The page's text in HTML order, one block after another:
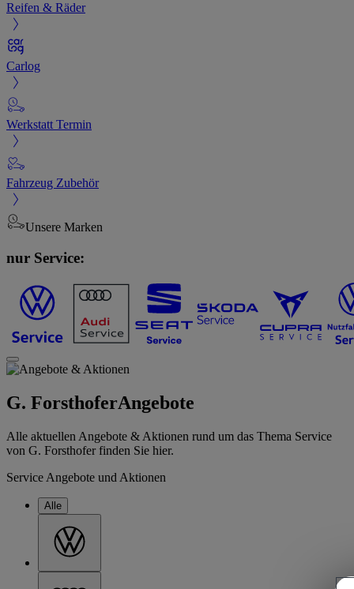
Reifen & Räder
Carlog
Werkstatt Termin
Fahrzeug Zubehör
Unsere Marken
nur Service:
G. ForsthoferAngebote
Alle aktuellen Angebote & Aktionen rund um das Thema Service
von G. Forsthofer finden Sie hier.
Service Angebote und Aktionen
Alle